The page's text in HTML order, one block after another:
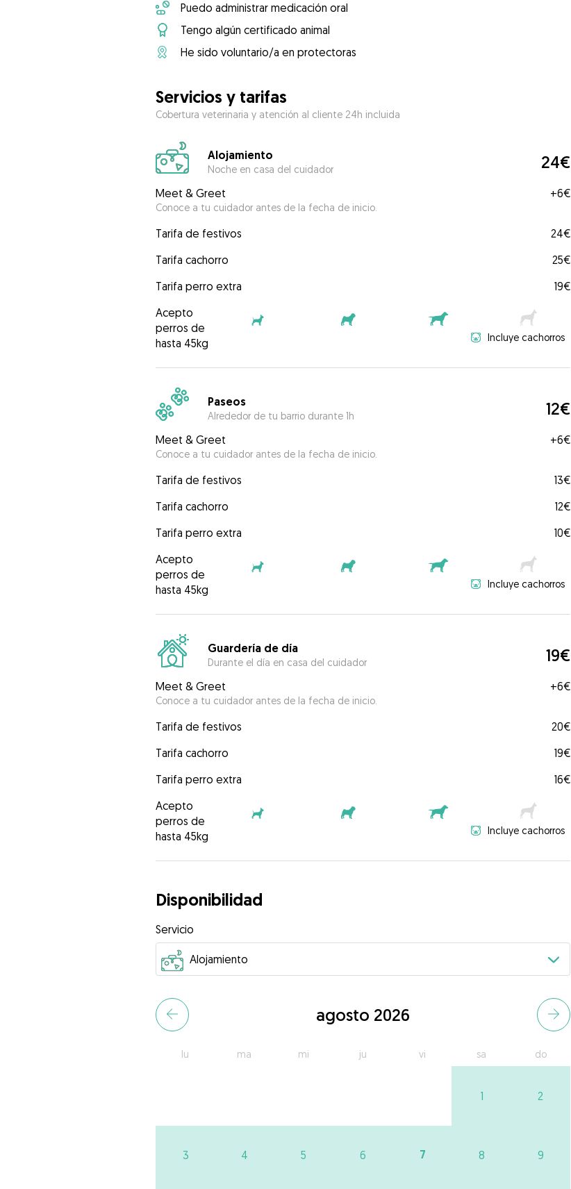
Puedo administrar medicación oral
Tengo algún certificado animal
He sido voluntario/a en protectoras
Servicios y tarifas
Cobertura veterinaria y atención al cliente 24h incluida
Alojamiento
Noche en casa del cuidador 24€
Meet & Greet
Conoce a tu cuidador antes de la fecha de inicio.
+6€
Tarifa de festivos
24€
Tarifa cachorro
25€
Tarifa perro extra
19€
Acepto
perros de
hasta 45kg
Incluye cachorros
Paseos
Alrededor de tu barrio durante 1h 12€
Meet & Greet
Conoce a tu cuidador antes de la fecha de inicio.
+6€
Tarifa de festivos
13€
Tarifa cachorro
12€
Tarifa perro extra
10€
Acepto
perros de
hasta 45kg
Incluye cachorros
Guardería de día
Durante el día en casa del cuidador 19€
Meet & Greet
Conoce a tu cuidador antes de la fecha de inicio.
+6€
Tarifa de festivos
20€
Tarifa cachorro
19€
Tarifa perro extra
16€
Acepto
perros de
hasta 45kg
Incluye cachorros
Disponibilidad
Servicio
agosto 2026
lu ma mi ju vi sa do
1 2
3 4 5 6 7 8 9